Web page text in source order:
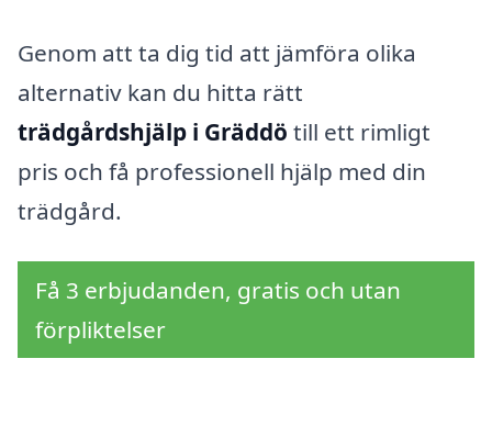
Genom att ta dig tid att jämföra olika
alternativ kan du hitta rätt
trädgårdshjälp i Gräddö till ett rimligt
pris och få professionell hjälp med din
trädgård.
Få 3 erbjudanden, gratis och utan
förpliktelser